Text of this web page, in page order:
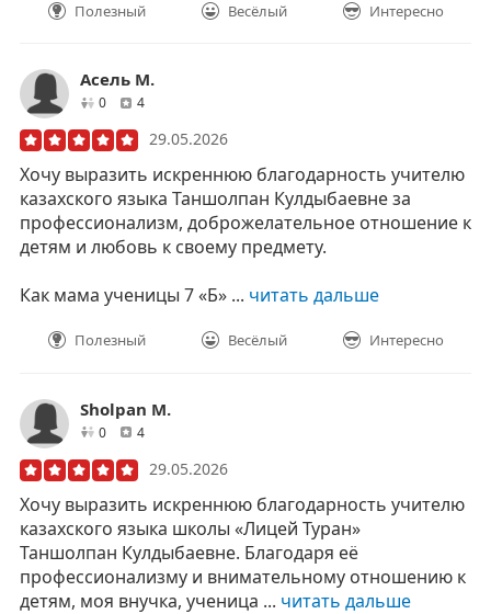
Полезный Весёлый Интересно
Асель М.
0друзей
4отзывов
29.05.2026
Хочу выразить искреннюю благодарность учителю
казахского языка Таншолпан Кулдыбаевне за
профессионализм, доброжелательное отношение к
детям и любовь к своему предмету.
Как мама ученицы 7 «Б» ... читать дальше
Полезный Весёлый Интересно
Sholpan M.
0друзей
4отзывов
29.05.2026
Хочу выразить искреннюю благодарность учителю
казахского языка школы «Лицей Туран»
Таншолпан Кулдыбаевне. Благодаря её
профессионализму и внимательному отношению к
детям, моя внучка, ученица ... читать дальше